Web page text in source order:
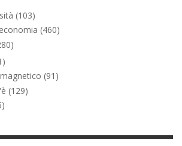
(103)
(460)
(91)
(129)